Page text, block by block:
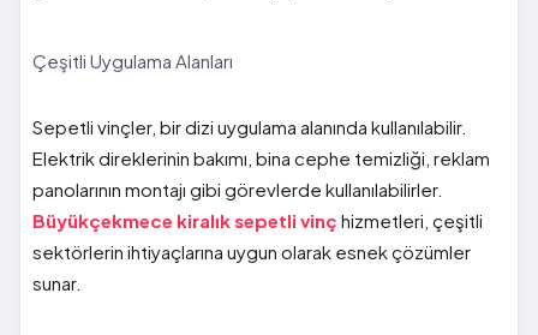
Çeşitli Uygulama Alanları
Sepetli vinçler, bir dizi uygulama alanında kullanılabilir.
Elektrik direklerinin bakımı, bina cephe temizliği, reklam
panolarının montajı gibi görevlerde kullanılabilirler.
Büyükçekmece kiralık sepetli vinç hizmetleri, çeşitli
sektörlerin ihtiyaçlarına uygun olarak esnek çözümler
sunar.